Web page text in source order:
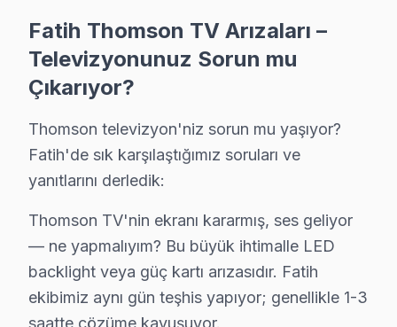
Akşemsettin Mahallesi, hem tarihi hem de modern
Alemdar'da Thomson TV Servisi
Ali Kuşçu'da Thomson TV Servisi
Ali Kuşçu Mahallesi'nde, özellikle yaşanan elektrik
Atik Ali'de Thomson TV Servisi
Atik Ali Mahallesi, binalarının yaşından kaynaklı
Ayvansaray'da Thomson TV Servisi
Fatih Thomson TV Arızaları –
Televizyonunuz Sorun mu
Çıkarıyor?
Thomson televizyon'niz sorun mu yaşıyor?
Fatih'de sık karşılaştığımız soruları ve
yanıtlarını derledik:
Thomson TV'nin ekranı kararmış, ses geliyor
— ne yapmalıyım? Bu büyük ihtimalle LED
backlight veya güç kartı arızasıdır. Fatih
ekibimiz aynı gün teşhis yapıyor; genellikle 1-3